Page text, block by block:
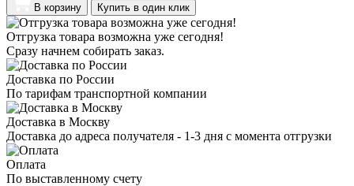
В корзину Купить в один клик
Отгрузка товара возможна уже сегодня!
Сразу начнем собирать заказ.
Доставка по России
По тарифам транспортной компании
Доставка в Москву
Доставка до адреса получателя - 1-3 дня с момента отгрузки
Оплата
По выставленному счету